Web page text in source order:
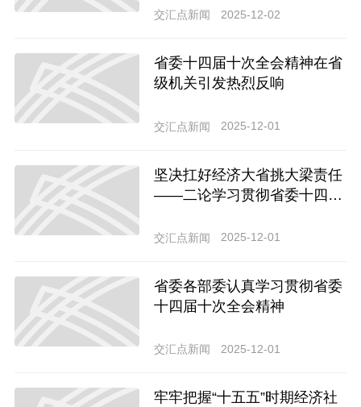
交汇点新闻 2025-12-02
省委十四届十次全会精神在省
级机关引发热烈反响
交汇点新闻 2025-12-01
坚决扛好经济大省挑大梁责任
——二论学习贯彻省委十四届
交汇点新闻 2025-12-01
省委各部委认真学习贯彻省委
十四届十次全会精神
交汇点新闻 2025-12-01
牢牢把握“十五五”时期经济社